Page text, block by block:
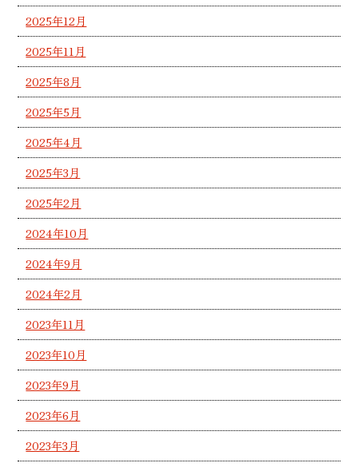
2025年12月
2025年11月
2025年8月
2025年5月
2025年4月
2025年3月
2025年2月
2024年10月
2024年9月
2024年2月
2023年11月
2023年10月
2023年9月
2023年6月
2023年3月